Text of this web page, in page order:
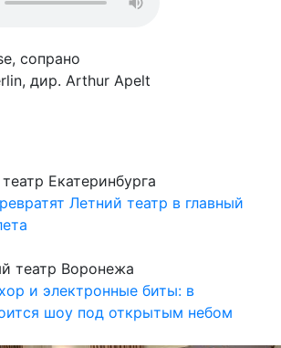
сопрано
дир. Arthur Apelt
Екатеринбурга
Летний театр в главный
театр Воронежа
и электронные биты: в
шоу под открытым небом